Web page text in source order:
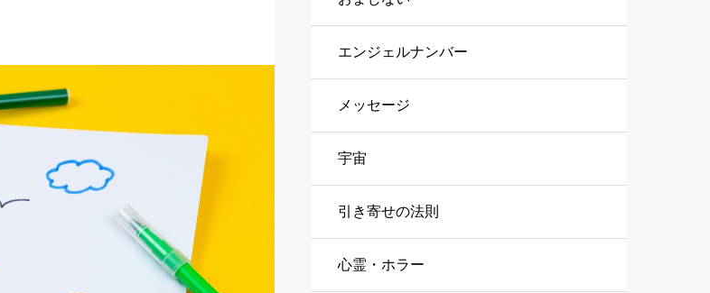
エンジェルナンバー
メッセージ
宇宙
引き寄せの法則
心霊・ホラー